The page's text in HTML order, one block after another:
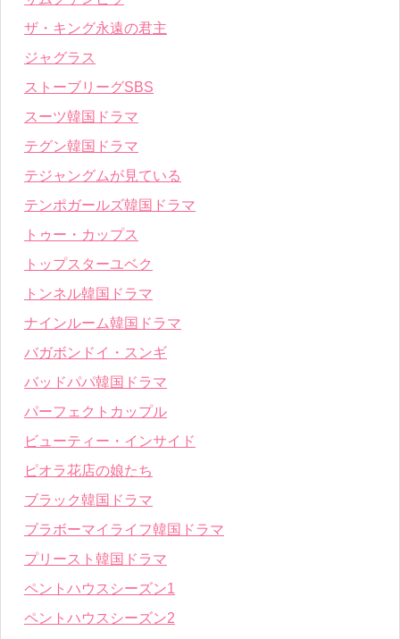
ザ・キング永遠の君主
ジャグラス
ストーブリーグSBS
スーツ韓国ドラマ
テグン韓国ドラマ
テジャングムが見ている
テンポガールズ韓国ドラマ
トゥー・カップス
トップスターユベク
トンネル韓国ドラマ
ナインルーム韓国ドラマ
バガボンドイ・スンギ
バッドパパ韓国ドラマ
パーフェクトカップル
ビューティー・インサイド
ピオラ花店の娘たち
ブラック韓国ドラマ
ブラボーマイライフ韓国ドラマ
プリースト韓国ドラマ
ペントハウスシーズン1
ペントハウスシーズン2